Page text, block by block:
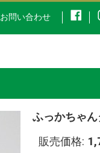
お問い合わせ
ふっかちゃ
販売価格: